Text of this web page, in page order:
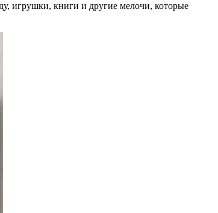
игрушки, книги и другие мелочи, которые